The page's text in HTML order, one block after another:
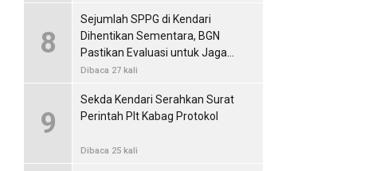
8
Sejumlah SPPG di Kendari
Dihentikan Sementara, BGN
Pastikan Evaluasi untuk Jaga
Standar Layanan MBG
Dibaca 27 kali
9
Sekda Kendari Serahkan Surat
Perintah Plt Kabag Protokol
Dibaca 25 kali